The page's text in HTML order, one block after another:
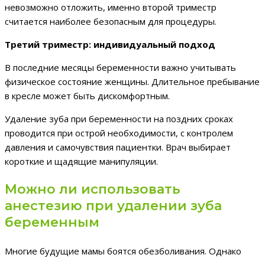
невозможно отложить, именно второй триместр
считается наиболее безопасным для процедуры.
Третий триместр: индивидуальный подход
В последние месяцы беременности важно учитывать
физическое состояние женщины. Длительное пребывание
в кресле может быть дискомфортным.
Удаление зуба при беременности на поздних сроках
проводится при острой необходимости, с контролем
давления и самочувствия пациентки. Врач выбирает
короткие и щадящие манипуляции.
Можно ли использовать
анестезию при удалении зуба
беременным
Многие будущие мамы боятся обезболивания. Однако